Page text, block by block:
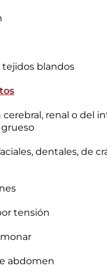
tejidos blandos
renal o del
dentales, de
tensión
abdomen